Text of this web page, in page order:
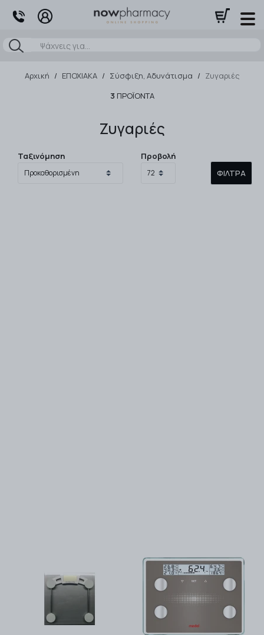
Αναζήτηση
Αρχική / ΕΠΟΧΙΑΚΑ / Σύσφιξη, Αδυνάτισμα / Ζυγαριές
3 ΠΡΟΪΌΝΤΑ
Ζυγαριές
Ταξινόμηση
Προβολή
ΦΊΛΤΡΑ